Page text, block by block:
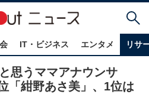
IT・ビジネス エンタメ リサ
思うママアナウンサ
「紺野あさ美」、1位は